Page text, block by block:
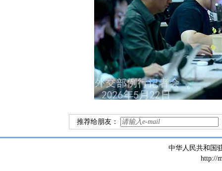
推荐给朋友：
中华人民共和国
http://